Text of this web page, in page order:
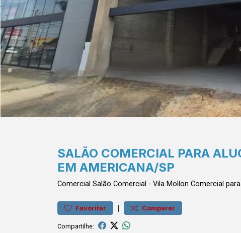
SALÃO COMERCIAL PARA
EM AMERICANA/SP
Comercial Salão Comercial - Vila Mollon Comercial
Favoritar | Comparar
Compartilhe: